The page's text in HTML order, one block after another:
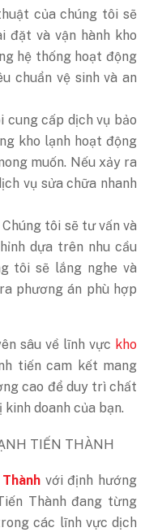
của chúng tôi sẽ
đặt và vận hành kho
hệ thống hoạt động
chuẩn vệ sinh và an
cung cấp dịch vụ bảo
kho lạnh hoạt động
muốn. Nếu xảy ra
vụ sửa chữa nhanh
Chúng tôi sẽ tư vấn và
dựa trên nhu cầu
tôi sẽ lắng nghe và
phương án phù hợp
sâu về lĩnh vực kho
tiến cam kết mang
cao để duy trì chất
doanh của bạn.
với định hướng
Thành đang từng
các lĩnh vực dịch